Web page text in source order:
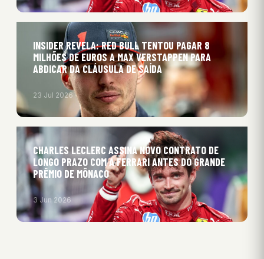
INSIDER REVELA: RED BULL TENTOU PAGAR 8
MILHÕES DE EUROS A MAX VERSTAPPEN PARA
ABDICAR DA CLÁUSULA DE SAÍDA
23 Jul 2026
CHARLES LECLERC ASSINA NOVO CONTRATO DE
LONGO PRAZO COM A FERRARI ANTES DO GRANDE
PRÊMIO DE MÔNACO
3 Jun 2026